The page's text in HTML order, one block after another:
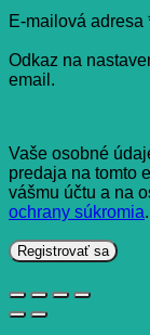
E-mailová adresa
Odkaz na
email.
Vaše osobné
predaja na tomto
vášmu účtu a na
ochrany súkromia.
Registrovať sa